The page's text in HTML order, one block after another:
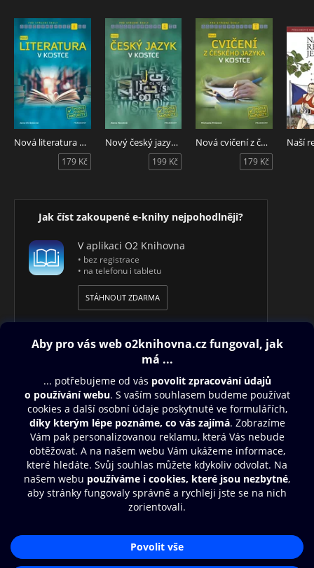
Nová literatura v kostce pro SŠ
179 Kč
Nový český jazyk v kostce pro SŠ
199 Kč
Nová cvičení z českého jazyka v kostce pro SŠ
179 Kč
Jak číst zakoupené e-knihy nejpohodlněji?
V aplikaci O2 Knihovna
• bez registrace
• na telefonu i tabletu
STÁHNOUT ZDARMA
Obsah ke stažení
Moje O2 Knihovna
Další zábava
© O2 Czech Republic a.s.
Zásady zpracování osobních údajůAplikace O2 Knihovna